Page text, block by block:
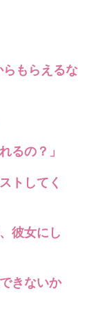
もらえるな
るの？」
トしてく
彼女にし
きないか